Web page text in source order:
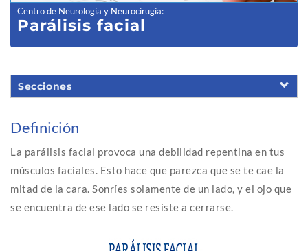
Centro de Neurología y Neurocirugía:
Parálisis facial
Secciones
Definición
La parálisis facial provoca una debilidad repentina en tus
músculos faciales. Esto hace que parezca que se te cae la
mitad de la cara. Sonríes solamente de un lado, y el ojo que
se encuentra de ese lado se resiste a cerrarse.